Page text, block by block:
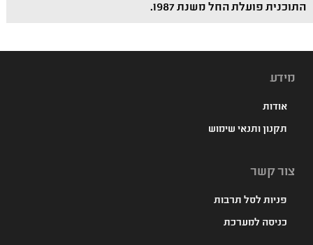
התוכנית פועלת החל משנת 1987.
מידע
אודות
תקנון ותנאי שימוש
צור קשר
פניות לסל תרבות
כניסה למערכת